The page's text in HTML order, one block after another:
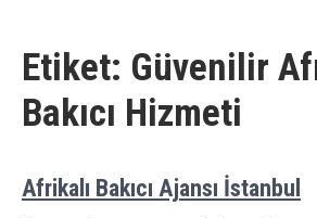
Etiket: Güvenilir
Bakıcı Hizmeti
Afrikalı Bakıcı Ajansı İstanbul